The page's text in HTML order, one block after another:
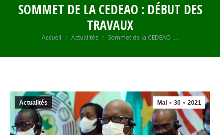
SOMMET DE LA CEDEAO : DÉBUT DES
TRAVAUX
Vous êtes ici :
Accueil Actualités Sommet de la CEDEAO :…
Mai 30 2021
Actualités